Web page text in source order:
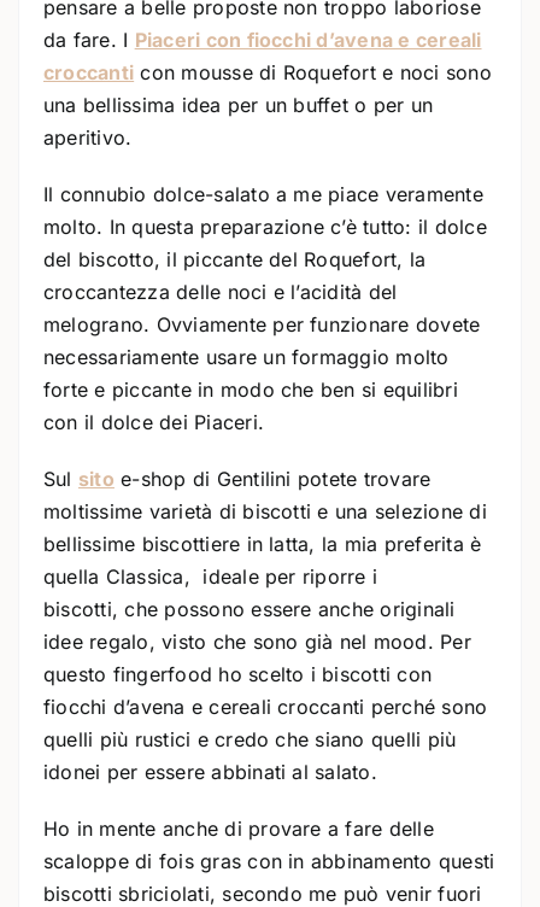
pensare a belle proposte non troppo laboriose
da fare. I Piaceri con fiocchi d’avena e cereali
croccanti con mousse di Roquefort e noci sono
una bellissima idea per un buffet o per un
aperitivo.
Il connubio dolce-salato a me piace veramente
molto. In questa preparazione c’è tutto: il dolce
del biscotto, il piccante del Roquefort, la
croccantezza delle noci e l’acidità del
melograno. Ovviamente per funzionare dovete
necessariamente usare un formaggio molto
forte e piccante in modo che ben si equilibri
con il dolce dei Piaceri.
Sul sito e-shop di Gentilini potete trovare
moltissime varietà di biscotti e una selezione di
bellissime biscottiere in latta, la mia preferita è
quella Classica, ideale per riporre i
biscotti, che possono essere anche originali
idee regalo, visto che sono già nel mood. Per
questo fingerfood ho scelto i biscotti con
fiocchi d’avena e cereali croccanti perché sono
quelli più rustici e credo che siano quelli più
idonei per essere abbinati al salato.
Ho in mente anche di provare a fare delle
scaloppe di fois gras con in abbinamento questi
biscotti sbriciolati, secondo me può venir fuori